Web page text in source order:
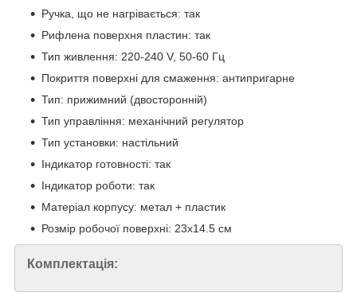
Ручка, що не нагрівається: так
Рифлена поверхня пластин: так
Тип живлення: 220-240 V, 50-60 Гц
Покриття поверхні для смаження: антипригарне
Тип: прижимний (двосторонній)
Тип управління: механічний регулятор
Тип установки: настільний
Індикатор готовності: так
Індикатор роботи: так
Матеріал корпусу: метал + пластик
Розмір робочої поверхні: 23х14.5 см
Комплектація: